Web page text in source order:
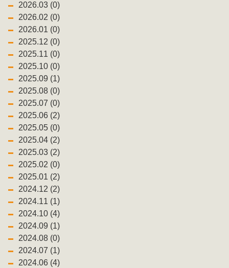
2026.03 (0)
2026.02 (0)
2026.01 (0)
2025.12 (0)
2025.11 (0)
2025.10 (0)
2025.09 (1)
2025.08 (0)
2025.07 (0)
2025.06 (2)
2025.05 (0)
2025.04 (2)
2025.03 (2)
2025.02 (0)
2025.01 (2)
2024.12 (2)
2024.11 (1)
2024.10 (4)
2024.09 (1)
2024.08 (0)
2024.07 (1)
2024.06 (4)